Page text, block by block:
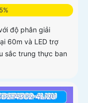
độ phân giải
60m và LED trợ
sắc trung thực ban